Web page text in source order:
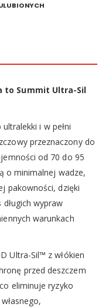
to Summit Ultra-Sil
i w pełni
przeznaczony do
od 70 do 95
o minimalnej wadze,
pakowności, dzięki
wypraw
warunkach
Ultra-Sil™ z włókien
przed deszczem
eliminuje ryzyko